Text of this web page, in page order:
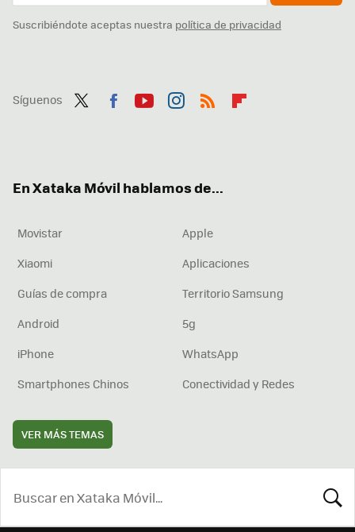
Suscribiéndote aceptas nuestra política de privacidad
Síguenos
En Xataka Móvil hablamos de...
Movistar
Apple
Xiaomi
Aplicaciones
Guías de compra
Territorio Samsung
Android
5g
iPhone
WhatsApp
Smartphones Chinos
Conectividad y Redes
VER MÁS TEMAS